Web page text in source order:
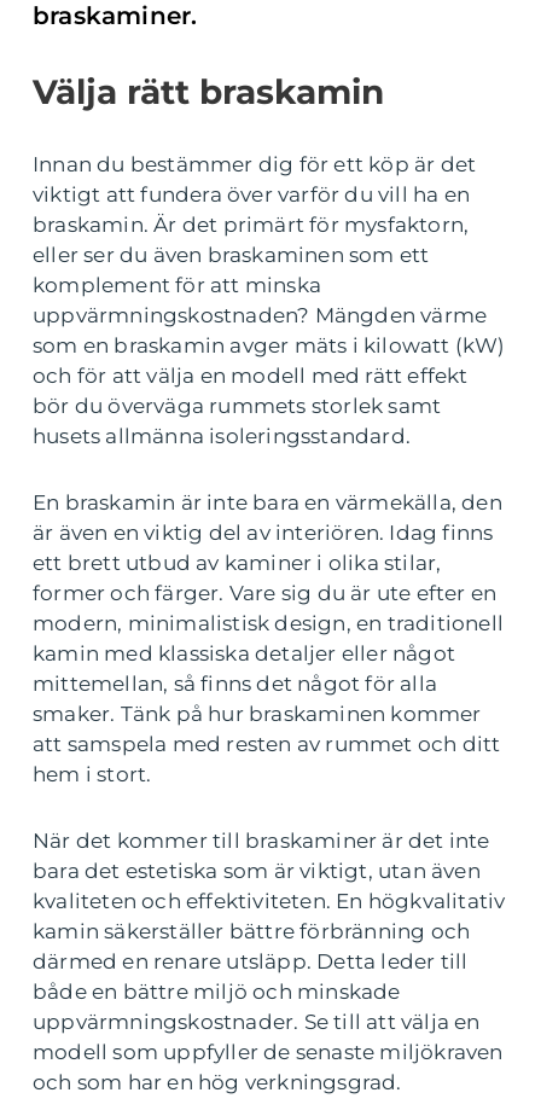
braskaminer.
Välja rätt braskamin
Innan du bestämmer dig för ett köp är det
viktigt att fundera över varför du vill ha en
braskamin. Är det primärt för mysfaktorn,
eller ser du även braskaminen som ett
komplement för att minska
uppvärmningskostnaden? Mängden värme
som en braskamin avger mäts i kilowatt (kW)
och för att välja en modell med rätt effekt
bör du överväga rummets storlek samt
husets allmänna isoleringsstandard.
En braskamin är inte bara en värmekälla, den
är även en viktig del av interiören. Idag finns
ett brett utbud av kaminer i olika stilar,
former och färger. Vare sig du är ute efter en
modern, minimalistisk design, en traditionell
kamin med klassiska detaljer eller något
mittemellan, så finns det något för alla
smaker. Tänk på hur braskaminen kommer
att samspela med resten av rummet och ditt
hem i stort.
När det kommer till braskaminer är det inte
bara det estetiska som är viktigt, utan även
kvaliteten och effektiviteten. En högkvalitativ
kamin säkerställer bättre förbränning och
därmed en renare utsläpp. Detta leder till
både en bättre miljö och minskade
uppvärmningskostnader. Se till att välja en
modell som uppfyller de senaste miljökraven
och som har en hög verkningsgrad.